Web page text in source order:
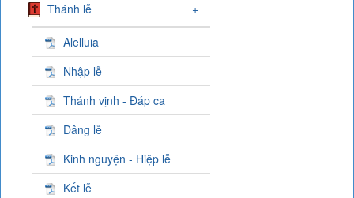
Thánh lễ +
Alelluia
Nhập lễ
Thánh vịnh - Đáp ca
Dâng lễ
Kinh nguyện - Hiệp lễ
Kết lễ